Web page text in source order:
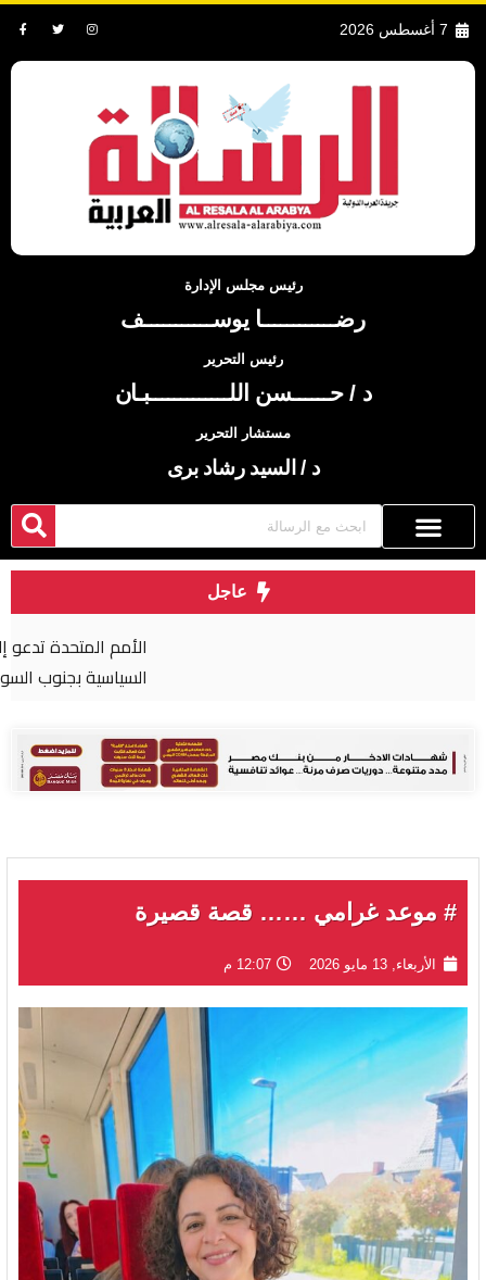
7 أغسطس 2026
رئيس مجلس الإدارة
رضــــــــــــا يوســـــــــــف
رئيس التحرير
د / حــــــسن اللـــــــــــــبـان
مستشار التحرير
د / السيد رشاد برى
عاجل
الأمم المتحدة تدعو إلى تسريع التقدم في العملية
# موعد غرامي …… قصة قصيرة
الأربعاء, 13 مايو 2026 12:07 م